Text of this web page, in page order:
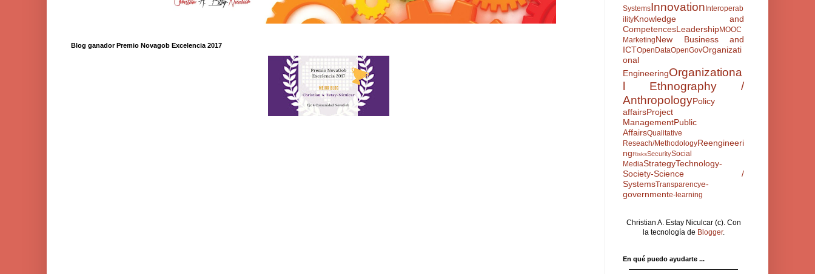
Blog ganador Premio Novagob Excelencia 2017
SystemsInnovation Interoperab
ilityKnowledge and
CompetencesLeadershipMOOC
MarketingNew Business and
ICTOpenDataOpenGovOrganizati
onal
EngineeringOrganizationa
l Ethnography /
AnthropologyPolicy
affairsProject
ManagementPublic
AffairsQualitative
Reseach/MethodologyReengineeri
ngRisksSecuritySocial
MediaStrategyTechnology-
Society-Science /
SystemsTransparencye-
governmente-learning
Christian A. Estay Niculcar (c). Con
la tecnología de Blogger.
En qué puedo ayudarte ...